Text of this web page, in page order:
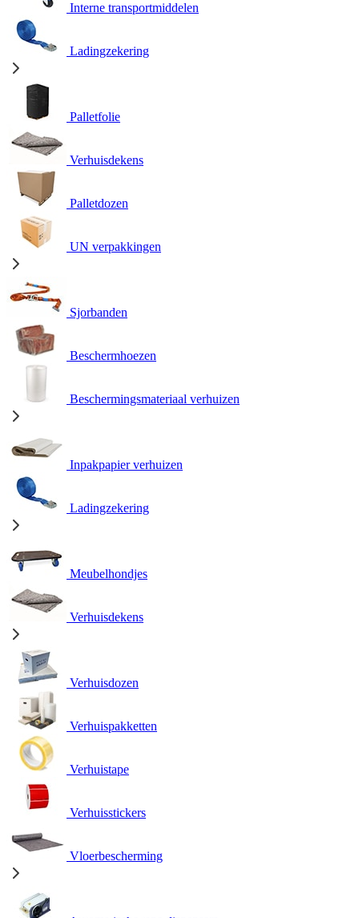
Interne transportmiddelen
Ladingzekering
Palletfolie
Verhuisdekens
Palletdozen
UN verpakkingen
Sjorbanden
Beschermhoezen
Beschermingsmateriaal verhuizen
Inpakpapier verhuizen
Ladingzekering
Meubelhondjes
Verhuisdekens
Verhuisdozen
Verhuispakketten
Verhuistape
Verhuisstickers
Vloerbescherming